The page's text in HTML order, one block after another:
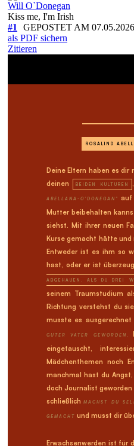
Will O`Donegan
Kiss me, I'm Irish
#1
GEPOSTET AM
als PDF sichern
Zitieren
ROSALIND
Deine Eltern haben es
deinen
BEIDEN KULTUREN
ABELLANA-O'DONEGAN"
auf
Mutter beibehalten
siehst. Mit ihrer neuen
Kurse gemacht hätte
Entweder ist es ihm so
hast, oder er ist
ABGEHAUEN, ALS DU DREI
seinem Traumstudium
Richtung verstehst du
musste es
GUTER VATER GEWORDEN,
eingetauscht,
Mädchenthemen noch
manchmal hast du
doch Journalist
schließlichMACHST DU
GEMACHT und musst dir
Erwachsenwerden ist für